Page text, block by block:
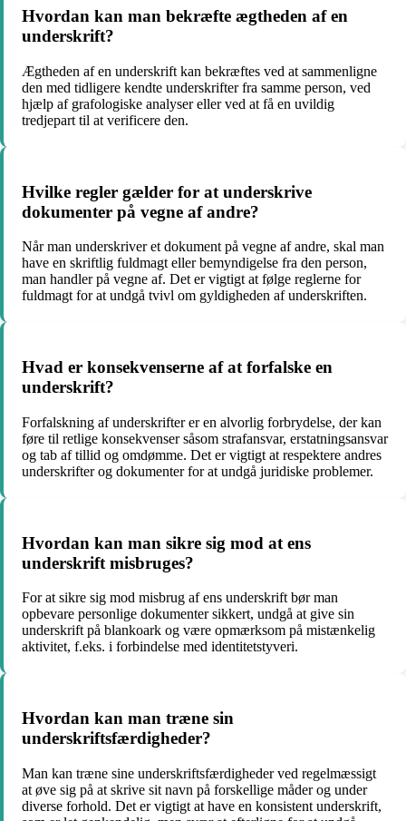
Hvordan kan man bekræfte ægtheden af en
underskrift?
Ægtheden af en underskrift kan bekræftes ved at sammenligne
den med tidligere kendte underskrifter fra samme person, ved
hjælp af grafologiske analyser eller ved at få en uvildig
tredjepart til at verificere den.
Hvilke regler gælder for at underskrive
dokumenter på vegne af andre?
Når man underskriver et dokument på vegne af andre, skal man
have en skriftlig fuldmagt eller bemyndigelse fra den person,
man handler på vegne af. Det er vigtigt at følge reglerne for
fuldmagt for at undgå tvivl om gyldigheden af underskriften.
Hvad er konsekvenserne af at forfalske en
underskrift?
Forfalskning af underskrifter er en alvorlig forbrydelse, der kan
føre til retlige konsekvenser såsom strafansvar, erstatningsansvar
og tab af tillid og omdømme. Det er vigtigt at respektere andres
underskrifter og dokumenter for at undgå juridiske problemer.
Hvordan kan man sikre sig mod at ens
underskrift misbruges?
For at sikre sig mod misbrug af ens underskrift bør man
opbevare personlige dokumenter sikkert, undgå at give sin
underskrift på blankoark og være opmærksom på mistænkelig
aktivitet, f.eks. i forbindelse med identitetstyveri.
Hvordan kan man træne sin
underskriftsfærdigheder?
Man kan træne sine underskriftsfærdigheder ved regelmæssigt
at øve sig på at skrive sit navn på forskellige måder og under
diverse forhold. Det er vigtigt at have en konsistent underskrift,